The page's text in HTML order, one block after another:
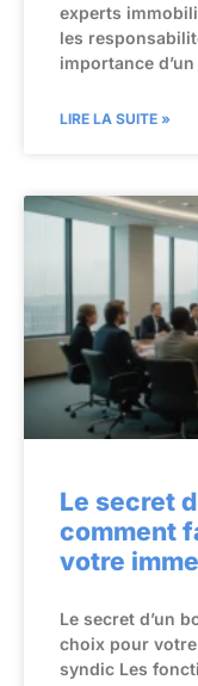
experts
les
importance
LIRE LA SUITE »
Le secret
comment
votre
Le secret d’un
choix pour
syndic Les